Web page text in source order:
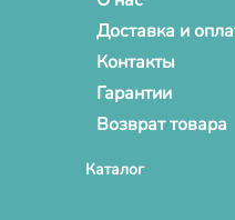
Доставка и
Контакты
Гарантии
Возврат товара
Каталог